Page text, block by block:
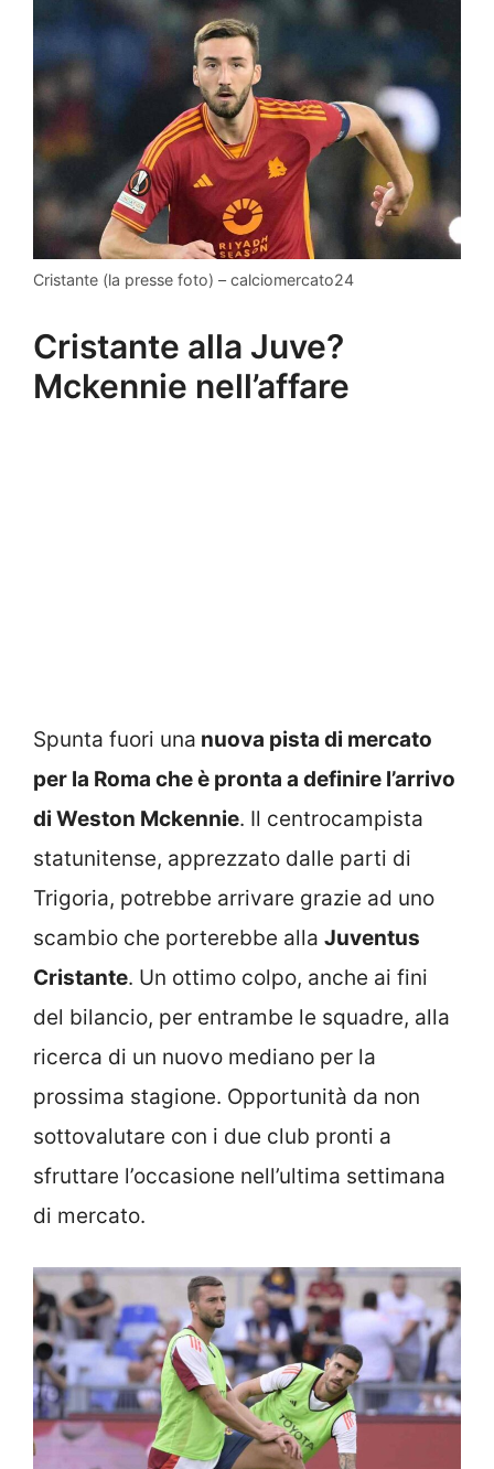
Cristante (la presse foto) – calciomercato24
Cristante alla Juve?
Mckennie nell’affare
Spunta fuori una nuova pista di mercato
per la Roma che è pronta a definire l’arrivo
di Weston Mckennie. Il centrocampista
statunitense, apprezzato dalle parti di
Trigoria, potrebbe arrivare grazie ad uno
scambio che porterebbe alla Juventus
Cristante. Un ottimo colpo, anche ai fini
del bilancio, per entrambe le squadre, alla
ricerca di un nuovo mediano per la
prossima stagione. Opportunità da non
sottovalutare con i due club pronti a
sfruttare l’occasione nell’ultima settimana
di mercato.